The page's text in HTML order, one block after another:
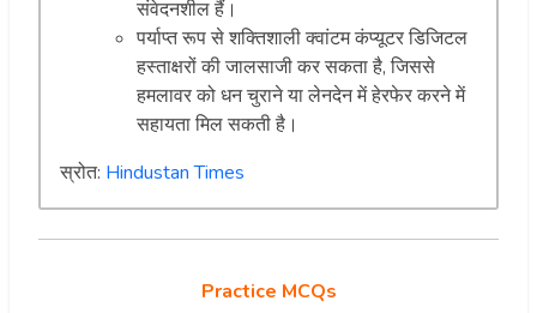
संवेदनशील हैं।
पर्याप्त रूप से शक्तिशाली क्वांटम कंप्यूटर डिजिटल
हस्ताक्षरों की जालसाजी कर सकता है, जिससे
हमलावर को धन चुराने या लेनदेन में हेरफेर करने में
सहायता मिल सकती है।
स्रोत: Hindustan Times
Practice MCQs